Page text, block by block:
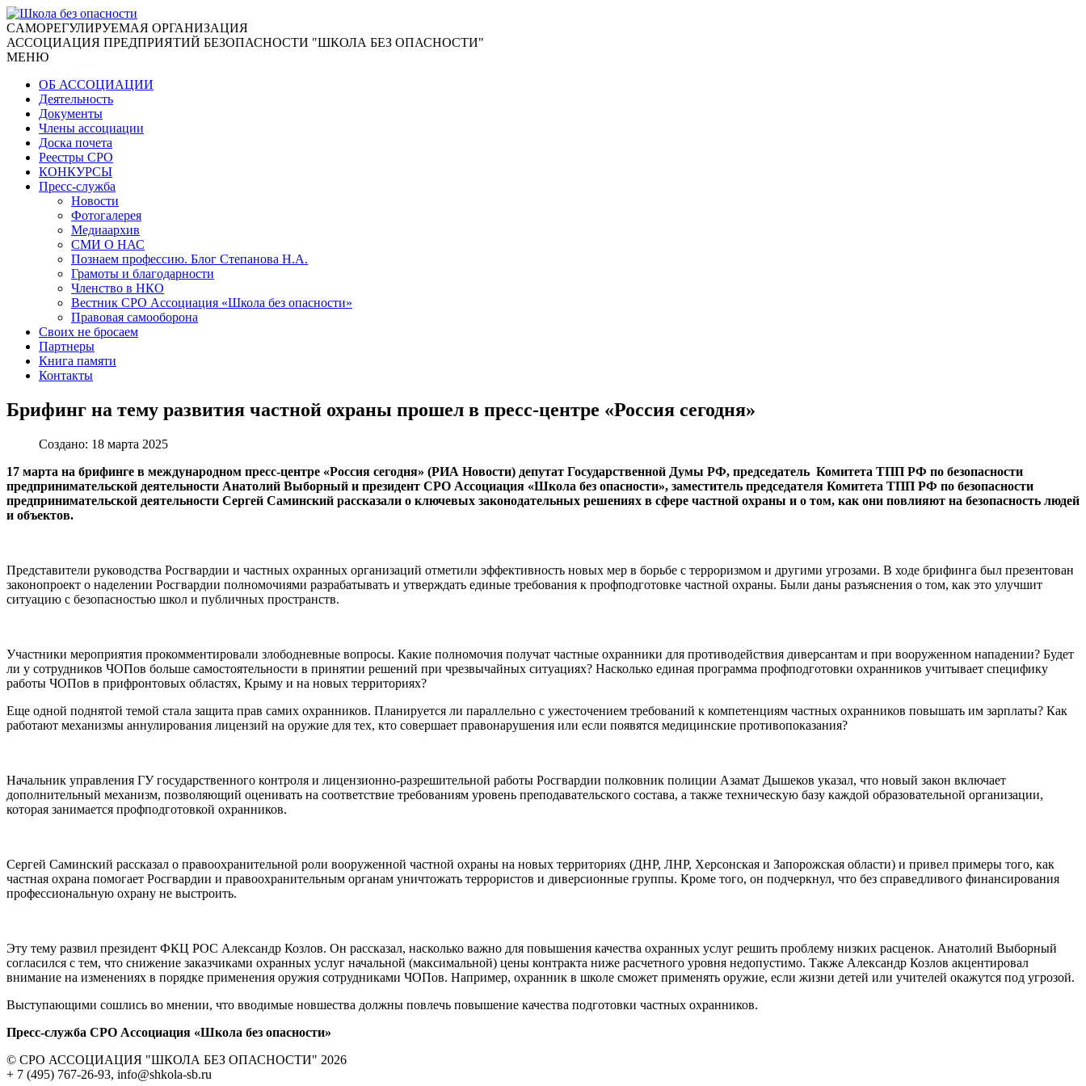
CАМОРЕГУЛИРУЕМАЯ ОРГАНИЗАЦИЯ
АССОЦИАЦИЯ ПРЕДПРИЯТИЙ БЕЗОПАСНОСТИ "ШКОЛА БЕЗ ОПАСНОСТИ"
МЕНЮ
ОБ АССОЦИАЦИИ
Деятельность
Документы
Члены ассоциации
Доска почета
Реестры СРО
КОНКУРСЫ
Пресс-служба
Новости
Фотогалерея
Медиаархив
СМИ О НАС
Познаем профессию. Блог Степанова Н.А.
Грамоты и благодарности
Членство в НКО
Вестник СРО Ассоциация «Школа без опасности»
Правовая самооборона
Своих не бросаем
Партнеры
Книга памяти
Контакты
Брифинг на тему развития частной охраны прошел в пресс-центре «Россия сегодня»
Создано: 18 марта 2025
17 марта на брифинге в международном пресс-центре «Россия сегодня» (РИА Новости) депутат Государственной Думы РФ, председатель Комитета ТПП РФ по безопасности
предпринимательской деятельности Анатолий Выборный и президент СРО Ассоциация «Школа без опасности», заместитель председателя Комитета ТПП РФ по безопасности
предпринимательской деятельности Сергей Саминский рассказали о ключевых законодательных решениях в сфере частной охраны и о том, как они повлияют на безопасность людей
и объектов.
Представители руководства Росгвардии и частных охранных организаций отметили эффективность новых мер в борьбе с терроризмом и другими угрозами. В ходе брифинга был презентован
законопроект о наделении Росгвардии полномочиями разрабатывать и утверждать единые требования к профподготовке частной охраны. Были даны разъяснения о том, как это улучшит
ситуацию с безопасностью школ и публичных пространств.
Участники мероприятия прокомментировали злободневные вопросы. Какие полномочия получат частные охранники для противодействия диверсантам и при вооруженном нападении? Будет
ли у сотрудников ЧОПов больше самостоятельности в принятии решений при чрезвычайных ситуациях? Насколько единая программа профподготовки охранников учитывает специфику
работы ЧОПов в прифронтовых областях, Крыму и на новых территориях?
Еще одной поднятой темой стала защита прав самих охранников. Планируется ли параллельно с ужесточением требований к компетенциям частных охранников повышать им зарплаты? Как
работают механизмы аннулирования лицензий на оружие для тех, кто совершает правонарушения или если появятся медицинские противопоказания?
Начальник управления ГУ государственного контроля и лицензионно-разрешительной работы Росгвардии полковник полиции Азамат Дышеков указал, что новый закон включает
дополнительный механизм, позволяющий оценивать на соответствие требованиям уровень преподавательского состава, а также техническую базу каждой образовательной организации,
которая занимается профподготовкой охранников.
Сергей Саминский рассказал о правоохранительной роли вооруженной частной охраны на новых территориях (ДНР, ЛНР, Херсонская и Запорожская области) и привел примеры того, как
частная охрана помогает Росгвардии и правоохранительным органам уничтожать террористов и диверсионные группы. Кроме того, он подчеркнул, что без справедливого финансирования
профессиональную охрану не выстроить.
Эту тему развил президент ФКЦ РОС Александр Козлов. Он рассказал, насколько важно для повышения качества охранных услуг решить проблему низких расценок. Анатолий Выборный
согласился с тем, что снижение заказчиками охранных услуг начальной (максимальной) цены контракта ниже расчетного уровня недопустимо. Также Александр Козлов акцентировал
внимание на изменениях в порядке применения оружия сотрудниками ЧОПов. Например, охранник в школе сможет применять оружие, если жизни детей или учителей окажутся под угрозой.
Выступающими сошлись во мнении, что вводимые новшества должны повлечь повышение качества подготовки частных охранников.
Пресс-служба СРО Ассоциация «Школа без опасности»
© СРО АССОЦИАЦИЯ "ШКОЛА БЕЗ ОПАСНОСТИ" 2026
+ 7 (495) 767-26-93, info@shkola-sb.ru